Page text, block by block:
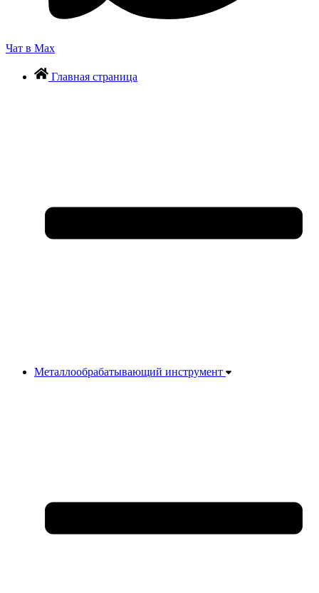
Чат в Max
Главная страница
Металлообрабатывающий инструмент